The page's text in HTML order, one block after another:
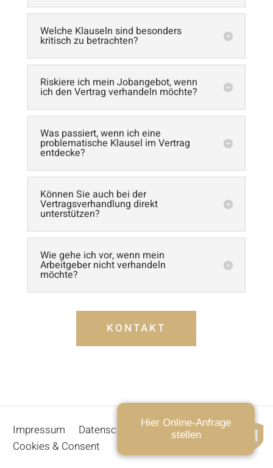
Welche Klauseln sind besonders
kritisch zu betrachten?
Riskiere ich mein Jobangebot, wenn
ich den Vertrag verhandeln möchte?
Was passiert, wenn ich eine
problematische Klausel im Vertrag
entdecke?
Können Sie auch bei der
Vertragsverhandlung direkt
unterstützen?
Wie gehe ich vor, wenn mein
Arbeitgeber nicht verhandeln
möchte?
KONTAKT
Impressum
Datenschutz
Cookies & Consent
Hier Online-Anfrage
stellen